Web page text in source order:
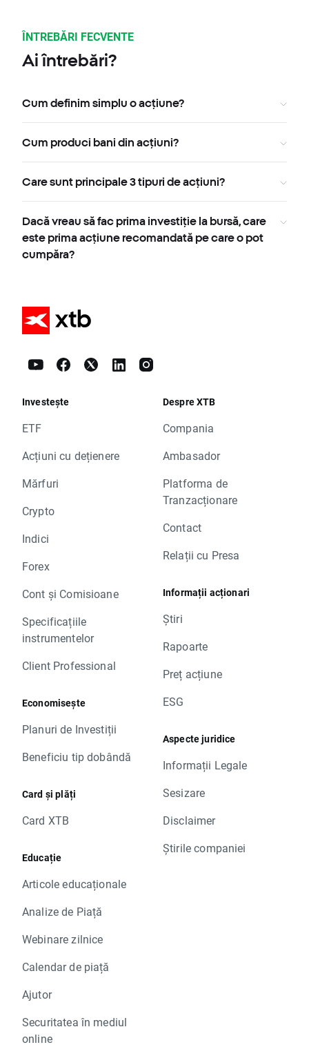
ÎNTREBĂRI FECVENTE
Ai întrebări?
Cum definim simplu o acțiune?
Cum produci bani din acțiuni?
Care sunt principale 3 tipuri de acțiuni?
Dacă vreau să fac prima investiție la bursă, care
este prima acțiune recomandată pe care o pot
cumpăra?
Investește
ETF
Acțiuni cu dețienere
Mărfuri
Crypto
Indici
Forex
Cont și Comisioane
Specificațiile
instrumentelor
Client Professional
Economisește
Planuri de Investiții
Beneficiu tip dobândă
Card și plăți
Card XTB
Educație
Articole educaționale
Analize de Piață
Webinare zilnice
Calendar de piață
Ajutor
Securitatea în mediul
online
Despre XTB
Compania
Ambasador
Platforma de
Tranzacționare
Contact
Relații cu Presa
Informații acționari
Știri
Rapoarte
Preț acțiune
ESG
Aspecte juridice
Informații Legale
Sesizare
Disclaimer
Știrile companiei